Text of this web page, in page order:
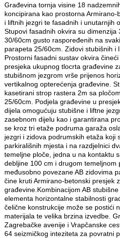
Građevina tornja visine 18
koncipirana kao prostorna
i liftnih jezgri te fasadnih i unutarnjih
Stupovi fasadnih okvira su dimenzija
30/60cm gusto raspoređenih na
parapeta 25/60cm. Zidovi stubišnih i
Prostorni fasadni sustav okvira
presjeka ukupnog tlocrta građevine
stubišnom jezgrom vrše prijenos
vertikalnog opterećenja građevine.
kasetirani strop rastera 2m sa
25/60cm. Podjela građevine u
dijela omogućuju stubišne i liftne
zasebnom dijelu kao i garantirana
se kroz tri etaže podruma garaža
jezgri i zidova podrumskih etaža koji
parkirališnih mjesta i na razdjelnici
temeljne ploče, jedna u na kontaktu
debljine 100 cm i drugom temeljnom
međusobno povezane AB zidovima
čine kruti Armirano-betonski presjek
građevine.Kombinacijom AB
elementa horizontalne stabilnosti
čelične konstrukcije može se postići
materijala te velika brzina izvedbe.
Zagrebačke avenije i Vrapčanske
64 seizmičkog inteziteta za povratni